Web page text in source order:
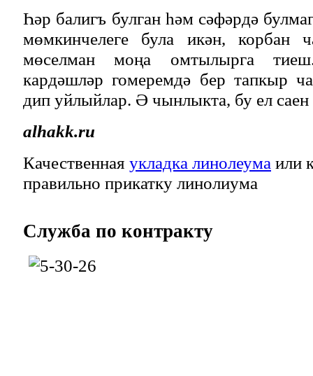
Һәр балигъ булган һәм сәфәрдә
мөмкинчелеге була икән, корбан
мөселман моңа омтылырга
кардәшләр гомеремдә бер тапкыр
дип уйлыйлар. Ә чынлыкта, бу ел
alhakk.ru
Качественная укладка линолеума или
правильно прикатку линолиума
Служба по контракту